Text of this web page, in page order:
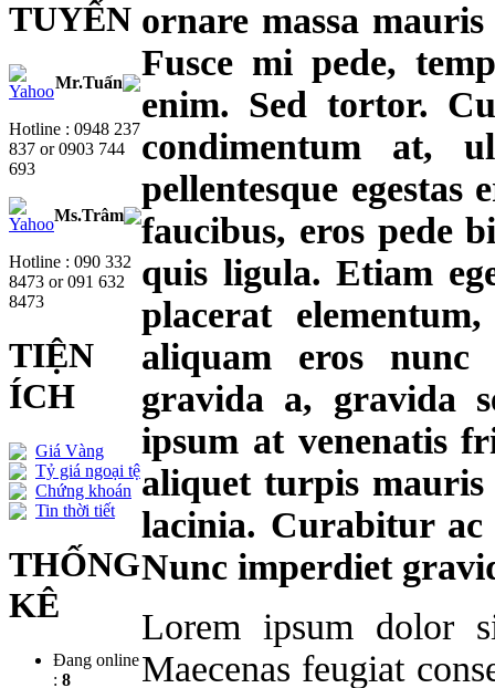
TUYẾN
Mr.Tuấn
Hotline : 0948 237
837 or 0903 744
693
Ms.Trâm
Hotline : 090 332
8473 or 091 632
8473
TIỆN
ÍCH
Giá Vàng
Tỷ giá ngoại tệ
Chứng khoán
Tin thời tiết
THỐNG
KÊ
Đang online
: 8
ornare massa
Fusce mi pede,
enim. Sed tortor.
condimentum at,
pellentesque egestas
faucibus, eros pede
quis ligula. Etiam
placerat
aliquam eros nunc
gravida a, gravida
ipsum at venenatis
aliquet turpis mauris
lacinia. Curabitur ac
Nunc imperdiet
Lorem ipsum dolor
Maecenas feugiat